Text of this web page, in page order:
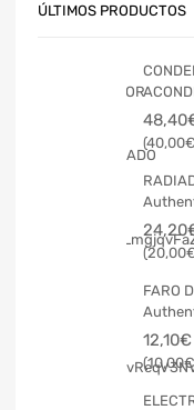
ÚLTIMOS PRODUCTOS
48,40
40,00€
24,20
20,00
FARO
12,10€
10,00€